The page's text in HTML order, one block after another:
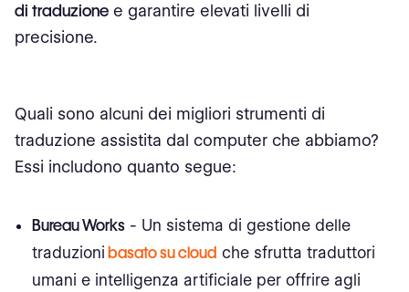
di traduzione e garantire elevati livelli di
precisione.
Quali sono alcuni dei migliori strumenti di
traduzione assistita dal computer che abbiamo?
Essi includono quanto segue:
Bureau Works - Un sistema di gestione delle
traduzioni basato su cloud che sfrutta traduttori
umani e intelligenza artificiale per offrire agli